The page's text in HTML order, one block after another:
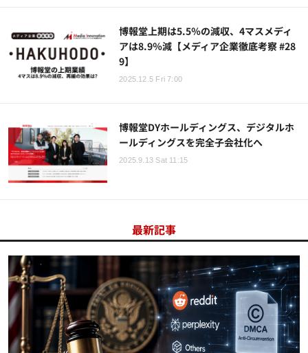
博報堂上期は5.5％の減収、4マスメディ
アは8.9％減【メディア企業徹底考察 #28
9】
2025.12.5 Fri 7:00
博報堂DYホールディングス、デジタルホ
ールディングスを完全子会社化へ
2025.9.13 Sat 11:15
最新記事